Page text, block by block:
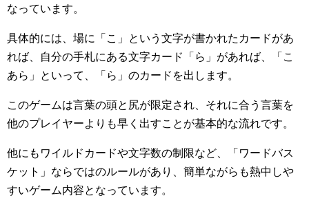
なっています。
具体的には、場に「こ」という文字が書かれたカードがあ
れば、自分の手札にある文字カード「ら」があれば、「こ
あら」といって、「ら」のカードを出します。
このゲームは言葉の頭と尻が限定され、それに合う言葉を
他のプレイヤーよりも早く出すことが基本的な流れです。
他にもワイルドカードや文字数の制限など、「ワードバス
ケット」ならではのルールがあり、簡単ながらも熱中しや
すいゲーム内容となっています。